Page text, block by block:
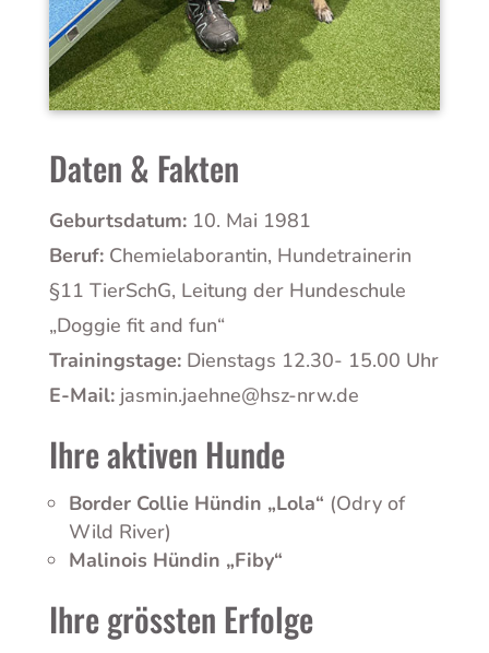
Daten & Fakten
Geburtsdatum:10. Mai 1981
Beruf:Chemielaborantin, Hundetrainerin
§11 TierSchG, Leitung der Hundeschule
„Doggie fit and fun“​
Trainingstage:Dienstags 12.30- 15.00 Uhr
E-Mail:jasmin.jaehne@hsz-nrw.de
Ihre aktiven Hunde
Border Collie Hündin „Lola“ (Odry of
Wild River)
Malinois Hündin „Fiby“
Ihre grössten Erfolge